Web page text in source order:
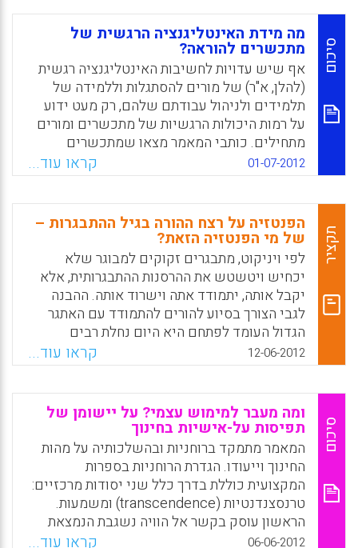
עשויים לגלות הצלחה מרובה – אלמלא התיוג של
לקות הלמידה כליקוי הפוגע בדימוי העצמי ( פלג
דור חיים ).
WhatsApp
Facebook
Email
X
סיכום
מה מידת האינטליגנציה הרגשית של
מתכשרים להוראה?
אף שיש עדויות לחשיבות האינטליגנציה רגשית
(להלן, א"ר) של מורים להסתגלות וללמידה של
תלמידים ולניהול עבודתם שלהם, רק מעט ידוע
על רמות היכולות הרגשיות של מתכשרים ומורים
מתחילים. כותבי המאמר מצאו שמתכשרים
להוראה הם בעלי רמות א"ר נמוכות מהממוצע
בהשוואה לכלל האוכלוסייה. נמצאו גם הבדלים
מגדריים: סטודנטיות מתפקדות ברמת הממוצע
בשימוש ברגשות לצורך חשיבה ובוויסות רגשות,
אך פחות טוב בהבחנה ברגשותיהן וברגשות אחרים
ובהבנת מידע רגשי. סטודנטים מתפקדים באופן
זהה בכל הכשירויות הנ"ל ולרוב נמוך יותר
מהסטודנטיות (Roisin P. Corcoran & Roland
Tormey).
WhatsApp
Facebook
Email
X
01-07-2012 קראו עוד...
תקציר
הפנטזיה על רצח ההורה בגיל ההתבגרות –
של מי הפנטזיה הזאת?
לפי ויניקוט, מתבגרים זקוקים למבוגר שלא
יכחיש ויטשטש את ההרסנות ההתבגרותית, אלא
יקבל אותה, יתמודד אתה וישרוד אותה. ההבנה
לגבי הצורך בסיוע להורים להתמודד עם האתגר
הגדול העומד לפתחם היא היום נחלת רבים
וטובים; מאמר זה מבקש להיעזר בתובנות של
ויניקוט ואחרים על מנת להפנות את תשומת הלב
לתמיכה שנדרשת עבור צוות בית הספר – הסביבה
שבה מבלה המתבגר חלק ניכר מזמנו. איך ניתן אם
כן לעזור למורים לשרוד את תוקפנות המתבגרים
הקשה בלי להיות נקמניים או נוטשים? ( דני
שראל) .
WhatsApp
Facebook
Email
X
12-06-2012 קראו עוד...
סיכום
ומה מעבר למימוש עצמי? על יישומן של
תפיסות על-אישיות בחינוך
המאמר מתמקד ברוחניות ובהשלכותיה על מהות
החינוך וייעודו. הגדרת הרוחניות בספרות
המקצועית כוללת בדרך כלל שני יסודות מרכזיים:
טרנסצנדנטיות (transcendence) ומשמעות.
הראשון עוסק בקשר אל הוויה נשגבת הנמצאת
מעבר למציאות הנגלית והגשמית, הוויה הנתפסת
06-06-2012 קראו עוד...